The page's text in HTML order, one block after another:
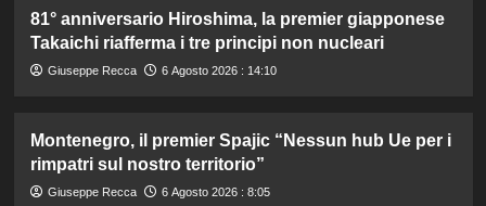
81° anniversario Hiroshima, la premier giapponese
Takaichi riafferma i tre principi non nucleari
Giuseppe Recca 6 Agosto 2026 : 14:10
Montenegro, il premier Spajic “Nessun hub Ue per i
rimpatri sul nostro territorio”
Giuseppe Recca 6 Agosto 2026 : 8:05